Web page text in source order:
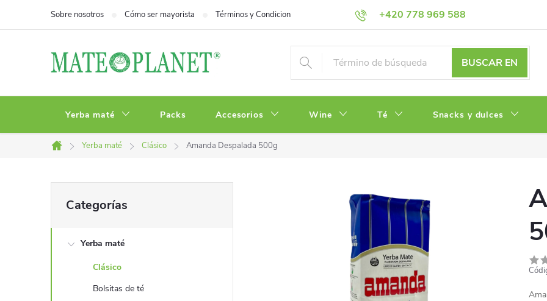
+420 778 969 588
Sobre nosotros Cómo ser mayorista Términos y Condiciones Política de Privacidad
BUSCAR EN
Yerba maté Packs Accesorios Wine Té Snacks y dulces
Inicio
Yerba maté Clásico Amanda Despalada 500g
a
categorías
Categorías
Yerba maté
Clásico
Bolsitas de té